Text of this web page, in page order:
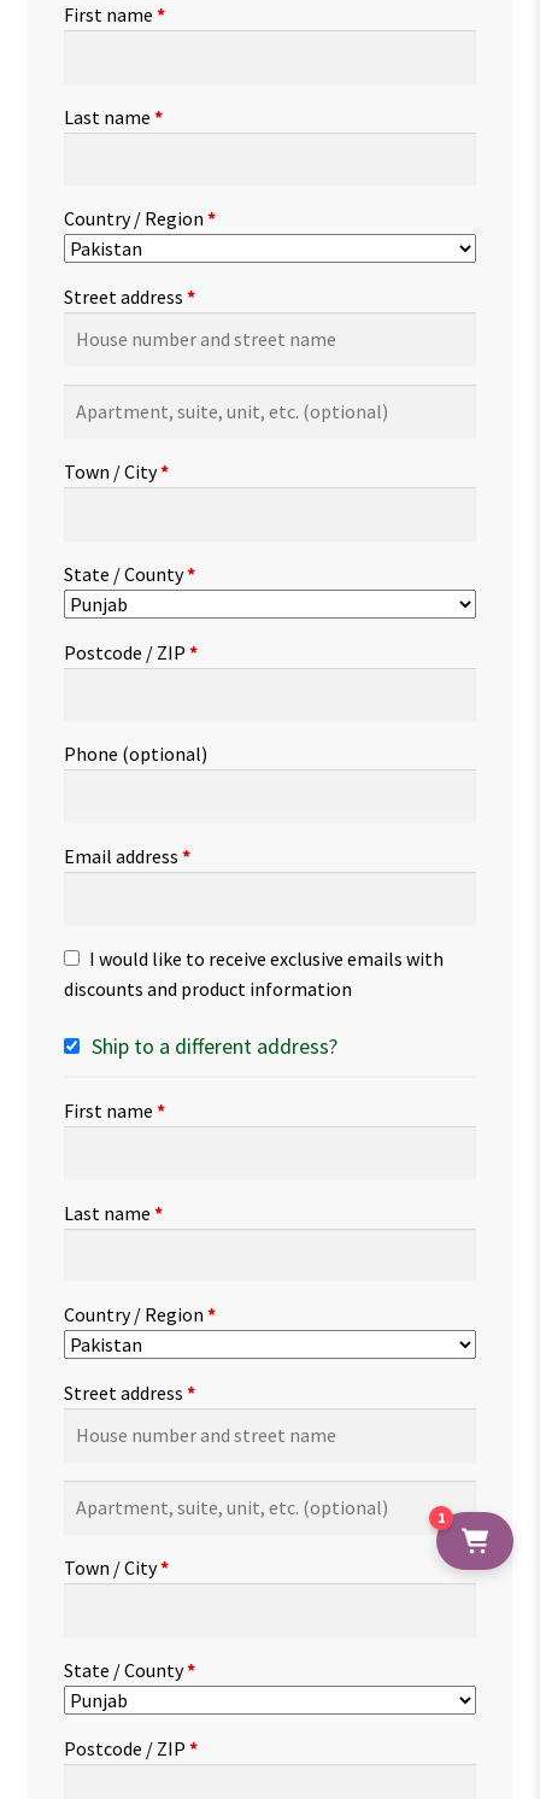
First name *
Last name *
Country / Region *
Street address *
suite,
etc.(optional)
Town / City*
State / County*
Postcode / ZIP *
Phone (optional)
Email address *
I would like to receive exclusive emails with
discounts and product information
Ship to a different address?
First name *
Last name *
Country / Region *
Street address *
suite,
etc.(optional)
Town / City*
State / County*
Postcode / ZIP *
1